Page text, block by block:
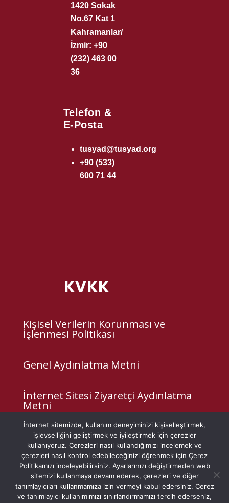
1420 Sokak
No.67 Kat 1
Kahramanlar/
İzmir: +90
(232) 463 00
36
Telefon &
E-Posta
tusyad@tusyad.org
+90 (533)
600 71 44
KVKK
Kişisel Verilerin Korunması ve
İşlenmesi Politikası
Genel Aydınlatma Metni
İnternet Sitesi Ziyaretçi Aydınlatma
Metni
Çerez Politikası
Veri Sahibi Başvuru Formu
İnternet sitemizde, kullanım deneyiminizi kişiselleştirmek,
işlevselliğini geliştirmek ve iyileştirmek için çerezler
kullanıyoruz. Çerezleri nasıl kullandığımızı incelemek ve
çerezleri nasıl kontrol edebileceğinizi öğrenmek için Çerez
Politikamızı inceleyebilirsiniz. Ayarlarınızı değiştirmeden web
sitemizi kullanmaya devam ederek, çerezleri ve diğer
tanımlayıcıları kullanmamıza izin vermeyi kabul edersiniz. Çerez
ve tanımlayıcı kullanımımızı sınırlandırmamızı tercih ederseniz,